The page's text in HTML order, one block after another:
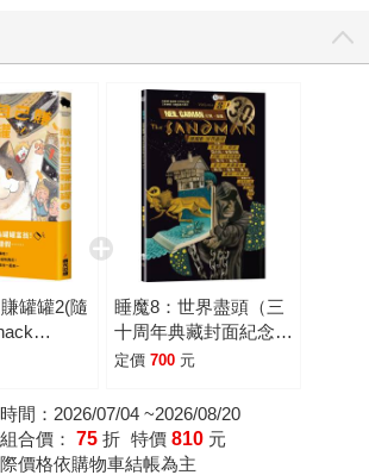
罐罐2(隨
睡魔8：世界盡頭（三
十周年典藏封面紀念
版）【全球Netflix
原作，奇幻文學大師尼
爾‧蓋曼最知名經典美
漫代表作】
定價 700 元
間：2026/07/04 ~2026/08/20
合價： 75 折 特價 810 元
價格依購物車結帳為主